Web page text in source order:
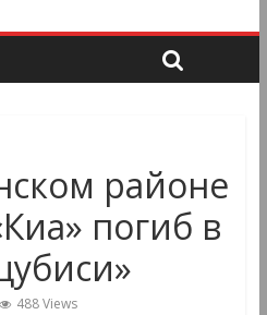
районе
погиб в
488 Views